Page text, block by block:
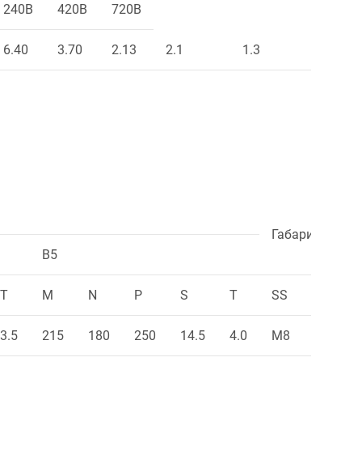
240В 420В 720В
6.40 3.70 2.13 2.1 1.3
Габаритные
B5
T M N P S T SS
3.5 215 180 250 14.5 4.0 M8